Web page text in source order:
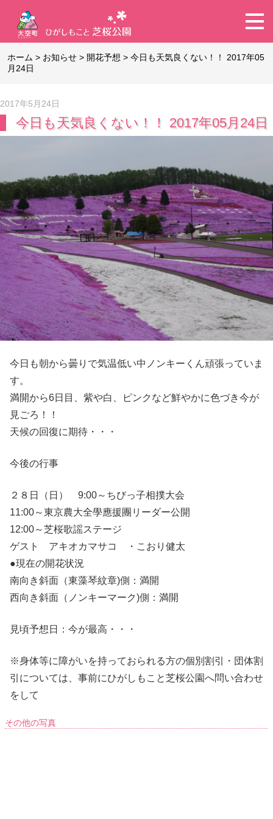
ホーム > お知らせ > 開花予想 >今日も天気良くない！！ 2017年05
月24日
2017年5月24日
今日も天気良くない！！ 2017年05月24日
今日も朝から曇りで気温低い中ノンキーくん頑張っていま
す。
満開から6日目、紫や白、ピンクなど鮮やかに色づき今が
見ごろ！！
天候の回復に期待・・・
今後の行事
２８日（日） 9:00～ちびっ子相撲大会
11:00～東京農大全學應援團リーダー公開
12:00～芝桜歌謡ステージ
ゲスト アキオカマサコ ・こおり健太
●現在の開花状況
南向き斜面（東藻琴紋章)側：満開
西向き斜面（ノンキーマーク)側：満開
見頃予想日：今が最高・・・
※身体等に障がいを持っておられる方の個別割引・団体割
引については、事前にひがしもこと芝桜公園へ問い合わせ
をして
その他の写真